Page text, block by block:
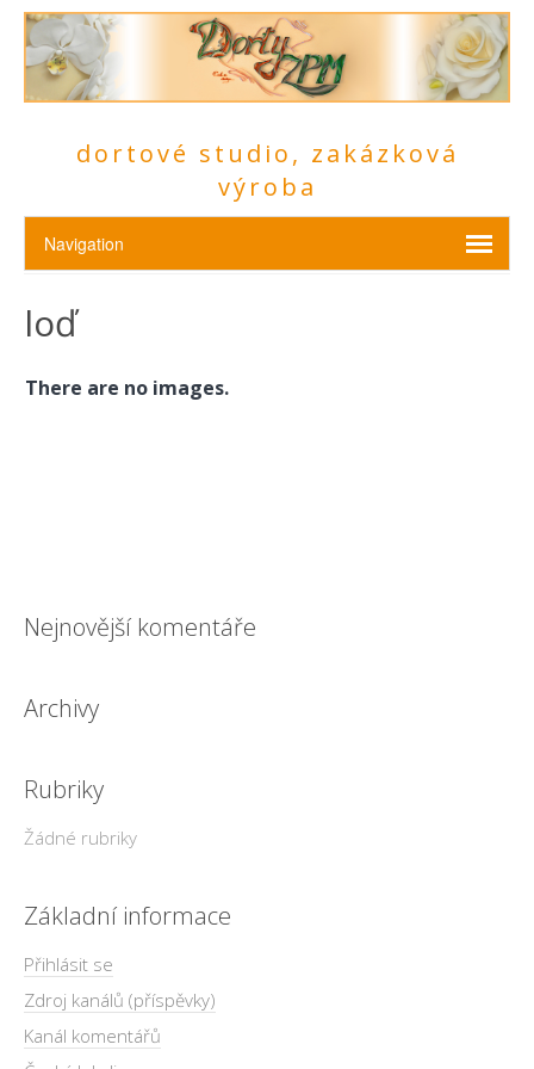
dortové studio, zakázková
výroba
loď
There are no images.
Nejnovější komentáře
Archivy
Rubriky
Žádné rubriky
Základní informace
Přihlásit se
Zdroj kanálů (příspěvky)
Kanál komentářů